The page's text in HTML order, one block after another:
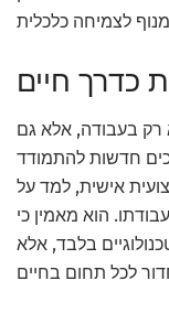
כדרך חיים
רק בעבודה, אלא גם
חדשות להתמודד
אישית, למד על
הוא מאמין כי
בלבד, אלא